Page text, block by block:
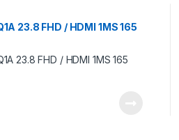
23.8 FHD / HDMI 1MS 165